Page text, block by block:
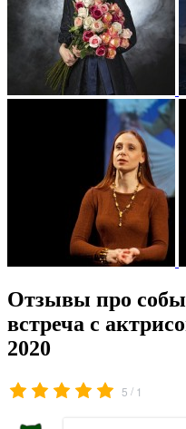
Отзывы про
встреча с
2020
5 / 1